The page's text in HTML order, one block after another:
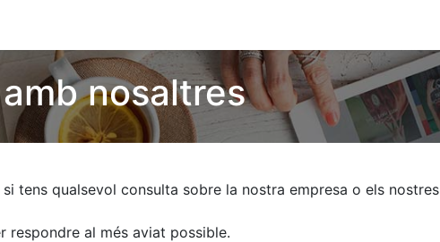
nosaltres
tens qualsevol consulta sobre la nostra empresa o els nostres
respondre al més aviat possible.